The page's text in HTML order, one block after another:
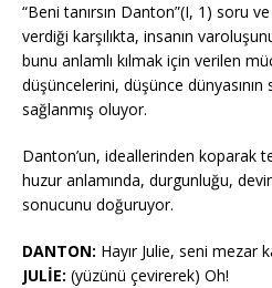
“Beni tanırsın Danton”(I, 1) soru
verdiği karşılıkta, insanın
bunu anlamlı kılmak için verilen
düşüncelerini, düşünce dünyasının
sağlanmış oluyor.
Danton’un, ideallerinden koparak
huzur anlamında, durgunluğu,
sonucunu doğuruyor.
DANTON: Hayır Julie, seni mezar
JULİE: (yüzünü çevirerek) Oh!